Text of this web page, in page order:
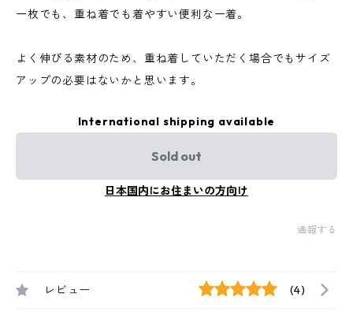
一枚でも、重ね着でも着やすい便利な一着。
よく伸びる素材のため、重ね着していただく場合でもサイズ
アップの必要はないかと思います。
International shipping available
Sold out
日本国内にお住まいの方向け
通報する
レビュー (4)